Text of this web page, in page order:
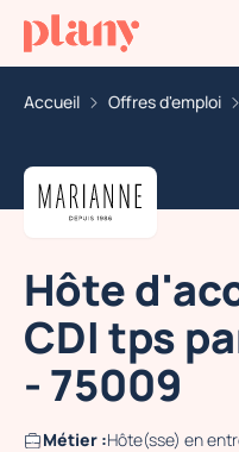
Accueil Offres d'emploi
Hôte
CDI tps
- 75009
Métier :Hôte(sse) en